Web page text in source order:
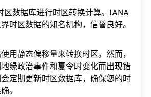
区数据库进行时区转换计算。IANA
时区数据的知名机构，信誉良好。
用静态偏移量来转换时区。然而，
缘政治事件和夏令时变化而出现错
定期更新时区数据库，确保您的时
。